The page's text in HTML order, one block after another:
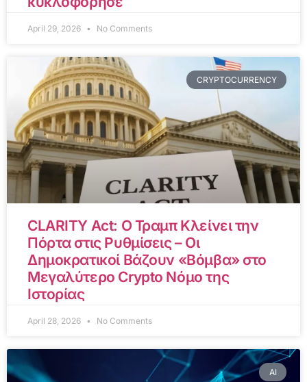
April 29, 2026 No Comments
CRYPTOCURRENCY
CLARITY Act: Ο Τραμπ Κλείνει την
Πόρτα στις Ρυθμίσεις – Οι
Δημοκρατικοί Βάζουν «Βόμβα» στο
Μεγαλύτερο Crypto Νόμο της
Ιστορίας
April 28, 2026 No Comments
AI